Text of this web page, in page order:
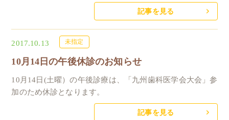
記事を見る
2017.10.13 未指定
10月14日の午後休診のお知らせ
10月14日(土曜）の午後診療は、「九州歯科医学会大会」参
加のため休診となります。
記事を見る